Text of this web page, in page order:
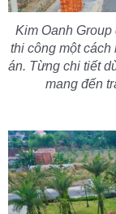
Kim Oanh
thi công một
án. Từng chi tiết
mang đến